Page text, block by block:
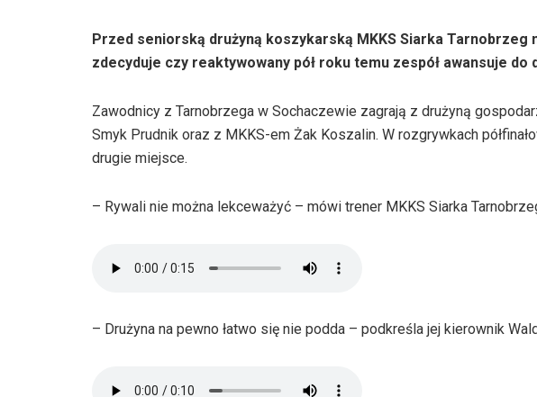
Przed seniorską drużyną koszykarską MKKS Siarka Tarnobrzeg
zdecyduje czy reaktywowany pół roku temu zespół awansuje do
Zawodnicy z Tarnobrzega w Sochaczewie zagrają z drużyną
Smyk Prudnik oraz z MKKS-em Żak Koszalin. W rozgrywkach
drugie miejsce.
– Rywali nie można lekceważyć – mówi trener MKKS Siarka
– Drużyna na pewno łatwo się nie podda – podkreśla jej kierownik